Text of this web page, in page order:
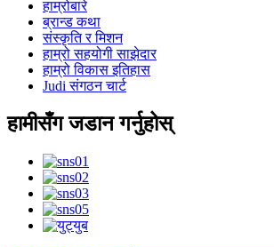
हाम्रोबारे
ब्रान्ड कथा
संस्कृति र मिशन
हाम्रो सहयोगी साझेदार
हाम्रो विकास इतिहास
Judi संगठन चार्ट
हामीसँग जडान गर्नुहोस्